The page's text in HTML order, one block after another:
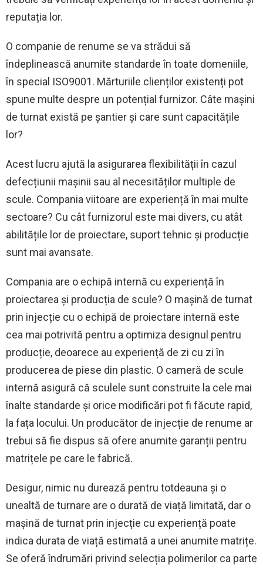
reputația lor.
O companie de renume se va strădui să
îndeplinească anumite standarde în toate domeniile,
în special ISO9001. Mărturiile clienților existenți pot
spune multe despre un potențial furnizor. Câte mașini
de turnat există pe șantier și care sunt capacitățile
lor?
Acest lucru ajută la asigurarea flexibilității în cazul
defecțiunii mașinii sau al necesităților multiple de
scule. Compania viitoare are experiență în mai multe
sectoare? Cu cât furnizorul este mai divers, cu atât
abilitățile lor de proiectare, suport tehnic și producție
sunt mai avansate.
Compania are o echipă internă cu experiență în
proiectarea și producția de scule? O mașină de turnat
prin injecție cu o echipă de proiectare internă este
cea mai potrivită pentru a optimiza designul pentru
producție, deoarece au experiență de zi cu zi în
producerea de piese din plastic. O cameră de scule
internă asigură că sculele sunt construite la cele mai
înalte standarde și orice modificări pot fi făcute rapid,
la fața locului. Un producător de injecție de renume ar
trebui să fie dispus să ofere anumite garanții pentru
matrițele pe care le fabrică.
Desigur, nimic nu durează pentru totdeauna și o
unealtă de turnare are o durată de viață limitată, dar o
mașină de turnat prin injecție cu experiență poate
indica durata de viață estimată a unei anumite matrițe.
Se oferă îndrumări privind selecția polimerilor ca parte